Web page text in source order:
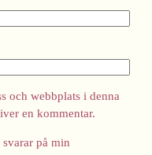
och webbplats i denna
en kommentar.
på min